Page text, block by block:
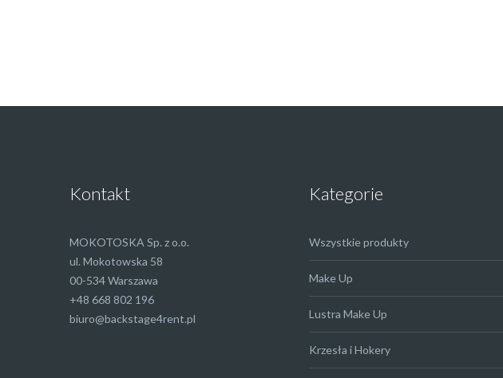
Kontakt
MOKOTOSKA Sp. z o.o.
ul. Mokotowska 58
00-534 Warszawa
+48 668 802 196
biuro@backstage4rent.pl
Kategorie
Wszystkie produkty
Make Up
Lustra Make Up
Krzesła i Hokery